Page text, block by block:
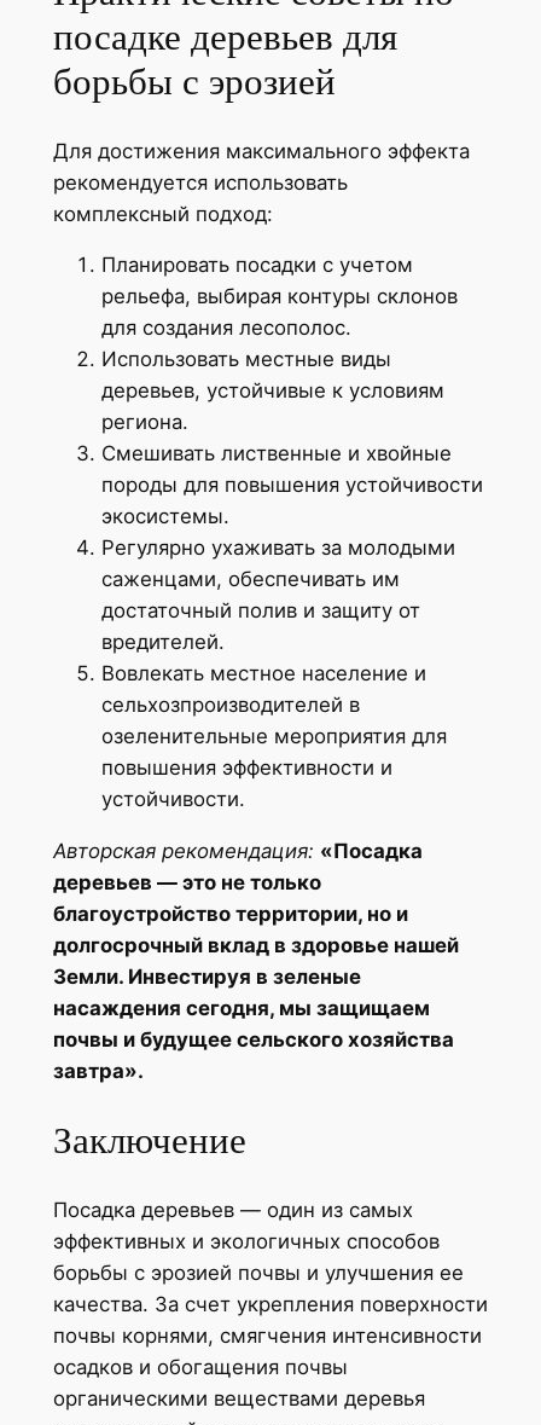
посадке деревьев для
борьбы с эрозией
Для достижения максимального эффекта
рекомендуется использовать
комплексный подход:
Планировать посадки с учетом
рельефа, выбирая контуры склонов
для создания лесополос.
Использовать местные виды
деревьев, устойчивые к условиям
региона.
Смешивать лиственные и хвойные
породы для повышения устойчивости
экосистемы.
Регулярно ухаживать за молодыми
саженцами, обеспечивать им
достаточный полив и защиту от
вредителей.
Вовлекать местное население и
сельхозпроизводителей в
озеленительные мероприятия для
повышения эффективности и
устойчивости.
Авторская рекомендация: «Посадка
деревьев — это не только
благоустройство территории, но и
долгосрочный вклад в здоровье нашей
Земли. Инвестируя в зеленые
насаждения сегодня, мы защищаем
почвы и будущее сельского хозяйства
завтра».
Заключение
Посадка деревьев — один из самых
эффективных и экологичных способов
борьбы с эрозией почвы и улучшения ее
качества. За счет укрепления поверхности
почвы корнями, смягчения интенсивности
осадков и обогащения почвы
органическими веществами деревья